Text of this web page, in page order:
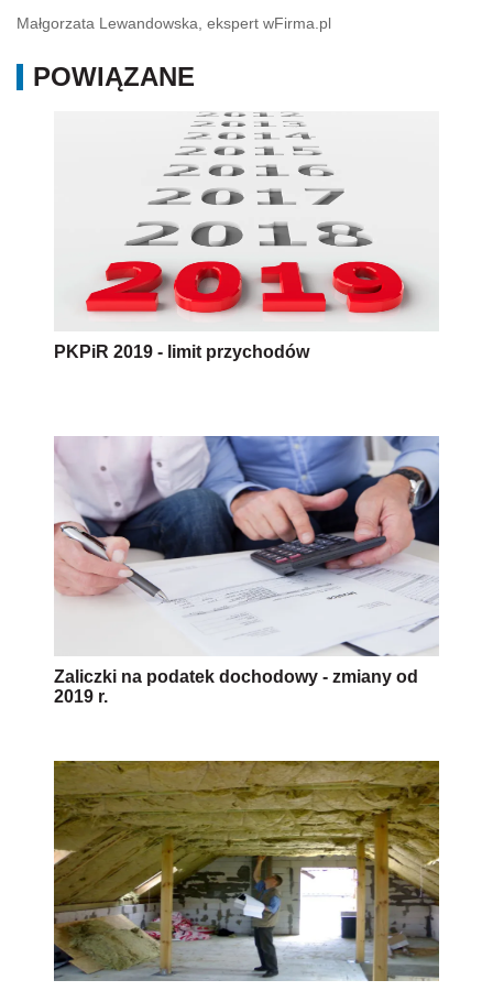
Małgorzata Lewandowska, ekspert wFirma.pl
POWIĄZANE
PKPiR 2019 - limit przychodów
Zaliczki na podatek dochodowy - zmiany od
2019 r.